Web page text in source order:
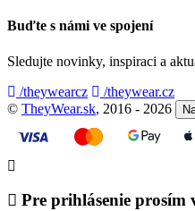
Buďte s námi ve spojení
Sledujte novinky, inspiraci a
/theywearcz
/theywear.cz
© TheyWear.sk, 2016 - 2026
Pre prihlásenie prosím